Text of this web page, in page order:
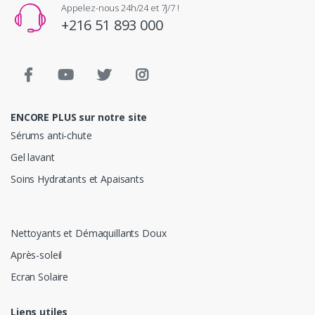
Appelez-nous 24h/24 et 7j/7 !
+216 51 893 000
ENCORE PLUS sur notre site
Sérums anti-chute
Gel lavant
Soins Hydratants et Apaisants
Nettoyants et Démaquillants Doux
Après-soleil
Ecran Solaire
Liens utiles